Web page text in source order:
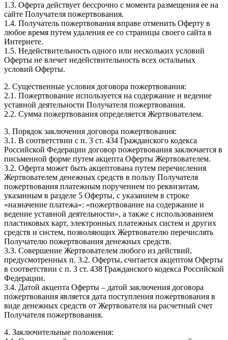
1.3. Оферта действует бессрочно с момента размещения ее на
сайте Получателя пожертвования.
1.4. Получатель пожертвования вправе отменить Оферту в
любое время путем удаления ее со страницы своего сайта в
Интернете.
1.5. Недействительность одного или нескольких условий
Оферты не влечет недействительность всех остальных
условий Оферты.
2. Существенные условия договора пожертвования:
2.1. Пожертвование используется на содержание и ведение
уставной деятельности Получателя пожертвования.
2.2. Сумма пожертвования определяется Жертвователем.
3. Порядок заключения договора пожертвования:
3.1. В соответствии с п. 3 ст. 434 Гражданского кодекса
Российской Федерации договор пожертвования заключается в
письменной форме путем акцепта Оферты Жертвователем.
3.2. Оферта может быть акцептована путем перечисления
Жертвователем денежных средств в пользу Получателя
пожертвования платежным поручением по реквизитам,
указанным в разделе 5 Оферты, с указанием в строке
«назначение платежа»: «пожертвование на содержание и
ведение уставной деятельности», а также с использованием
пластиковых карт, электронных платежных систем и других
средств и систем, позволяющих Жертвователю перечислять
Получателю пожертвования денежных средств.
3.3. Совершение Жертвователем любого из действий,
предусмотренных п. 3.2. Оферты, считается акцептом Оферты
в соответствии с п. 3 ст. 438 Гражданского кодекса Российской
Федерации.
3.4. Датой акцепта Оферты – датой заключения договора
пожертвования является дата поступления пожертвования в
виде денежных средств от Жертвователя на расчетный счет
Получателя пожертвования.
4. Заключительные положения: